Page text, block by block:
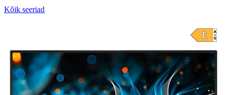
Kõik seeriad